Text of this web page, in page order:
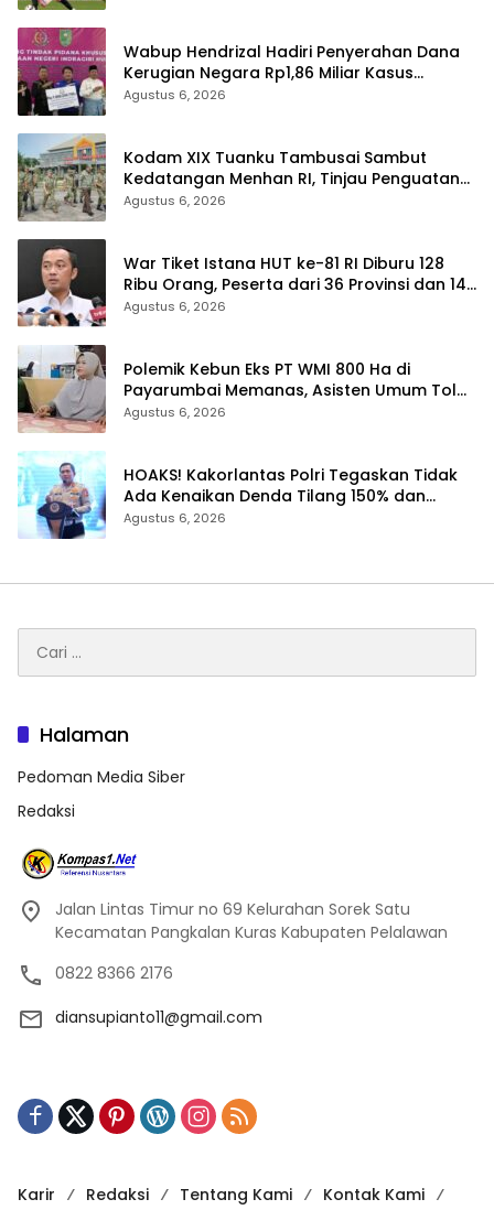
Wabup Hendrizal Hadiri Penyerahan Dana
Kerugian Negara Rp1,86 Miliar Kasus
Korupsi BPR Indra Arta
Agustus 6, 2026
Kodam XIX Tuanku Tambusai Sambut
Kedatangan Menhan RI, Tinjau Penguatan
Yonif TP di Bengkalis dan Kampar
Agustus 6, 2026
War Tiket Istana HUT ke-81 RI Diburu 128
Ribu Orang, Peserta dari 36 Provinsi dan 14
Negara
Agustus 6, 2026
Polemik Kebun Eks PT WMI 800 Ha di
Payarumbai Memanas, Asisten Umum Tolak
Dikelola Agrinas dan Tantang Presiden
Agustus 6, 2026
HOAKS! Kakorlantas Polri Tegaskan Tidak
Ada Kenaikan Denda Tilang 150% dan
Tilang Manual Menyeluruh
Agustus 6, 2026
untuk:
Halaman
Pedoman Media Siber
Redaksi
Jalan Lintas Timur no 69 Kelurahan Sorek Satu
Kecamatan Pangkalan Kuras Kabupaten Pelalawan
0822 8366 2176
diansupianto11@gmail.com
Karir Redaksi Tentang Kami Kontak Kami